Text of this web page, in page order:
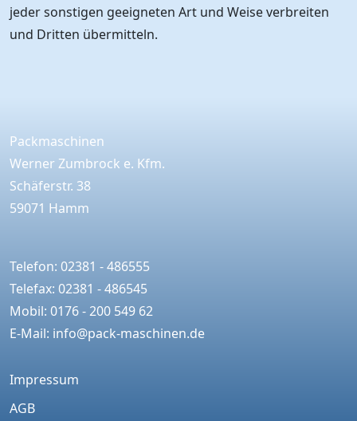
jeder sonstigen geeigneten Art und Weise verbreiten
und Dritten übermitteln.
Packmaschinen
Werner Zumbrock e. Kfm.
Schäferstr. 38
59071 Hamm
Telefon: 02381 - 486555
Telefax: 02381 - 486545
Mobil: 0176 - 200 549 62
E-Mail: info@pack-maschinen.de
Impressum
AGB